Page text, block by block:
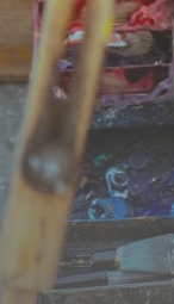
2 mars 2026